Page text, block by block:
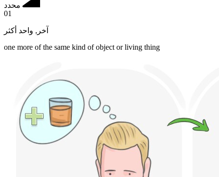
محدد
01
آخر , واحد أكثر
one more of the same kind of object or living thing